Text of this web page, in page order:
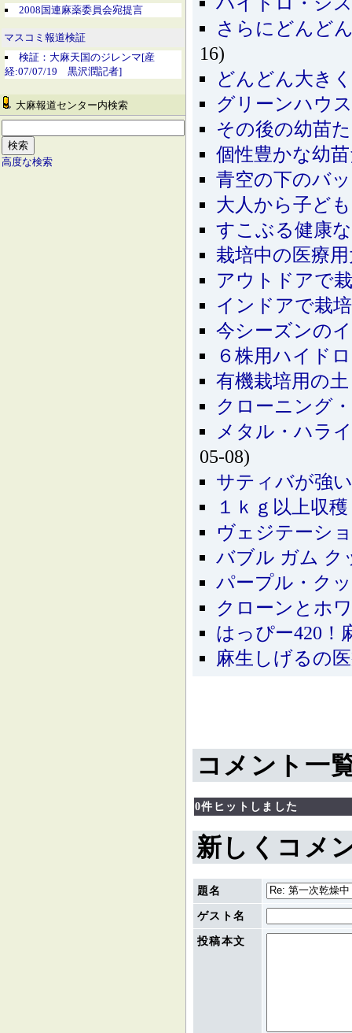
2008国連麻薬委員会宛提言
マスコミ報道検証
検証：大麻天国のジレンマ[産
経:07/07/19 黒沢潤記者]
大麻報道センター内検索
高度な検索
さらにどんど
16)
どんどん大き
グリーンハウ
その後の幼苗
個性豊かな幼
青空の下のバ
大人から子ど
すこぶる健康
栽培中の医療
アウトドアで
インドアで栽
今シーズンの
６株用ハイド
有機栽培用の
クローニング
メタル・ハラ
05-08)
サティバが強
１ｋｇ以上収
ヴェジテーシ
バブル ガム ク
パープル・ク
クローンとホ
はっぴー420！
麻生しげるの
コメント一
0件ヒットしました
新しくコメ
題名
ゲスト名
投稿本文